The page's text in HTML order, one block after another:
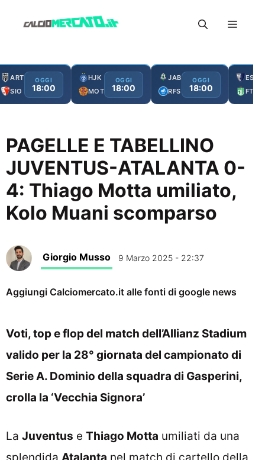
Menu
ART
SIO
OGGI
18:00
HJK
MOT
OGGI
18:00
JAB
RFS
OGGI
18:00
ESC
FTA
PAGELLE E TABELLINO
JUVENTUS-ATALANTA 0-
4: Thiago Motta umiliato,
Kolo Muani scomparso
Giorgio Musso 9 Marzo 2025 - 22:37
Aggiungi Calciomercato.it alle fonti di google news
Voti, top e flop del match dell’Allianz Stadium
valido per la 28° giornata del campionato di
Serie A. Dominio della squadra di Gasperini,
crolla la ‘Vecchia Signora’
La Juventus e Thiago Motta umiliati da una